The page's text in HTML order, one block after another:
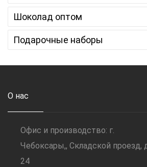
Шоколад оптом
Подарочные наборы
О нас
Офис и производство: г.
Чебоксары,, Складской проезд,
24